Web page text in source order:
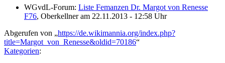
WGvdL-Forum: Liste Femanzen Dr. Margot von Renesse
F76, Oberkellner am 22.11.2013 - 12:58 Uhr
Abgerufen von „https://de.wikimannia.org/index.php?
title=Margot_von_Renesse&oldid=70186“
Kategorien: